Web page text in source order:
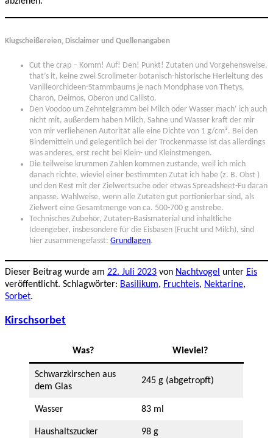
Klugscheißereien, Disclaimer und Quellenangaben
Cut the crap – Komm! Auf! Den! Punkt! Zutaten und Vorgehensweise,
that’s it, keine zwei Scrollmeter botanisch-historische Herleitung des
Vanilleorchideen-Stammbaums je nach Mondphase von Thetys,
Charon, Deimos, Oberon und Callisto.
Den Voodoo um Zehntelgramm bei Milch oder Wasser mach‘ ich auch
nicht mit, außerdem haben Milch, Sahne und Wasser kraft der mir
von mir verliehenen Autorität alle eine Dichte von 1 g/cm³. Bei den
Bindemitteln und gelegentlich bei der Trockenmasse ist das allerdings
was anderes, erst recht bei Klein- und Kleinstmengen.
Die teilweise krummen Zahlen kommen zustande, weil ich mich
danach richte, wieviel einer bestimmten Zutat ich habe (z. B. Obst )
und den Rest mit der Zielwertsuche oder etwas Spreadsheet-Fu daran
anpasse. Wahlweise, wenn alle Zutaten gut portionierbar sind, als
Zielwert eine Gesamtmenge von ca. 500-700 g anstrebe.
Technisches Zubehör, Zutaten-Basismaterial und inhaltliche
Ideengeber, insbesondere für die Eisbasen (Frucht und Milch), sind
hier zusammengefasst: Grundlagen.
Dieser Beitrag wurde am 22. Juli 2023 von Nachtvogel unter Eis
veröffentlicht. Schlagwörter: Basilikum, Fruchteis, Nektarine,
Sorbet.
Kirschsorbet
Was? Wieviel?
Schwarzkirschen aus
dem Glas
245 g (abgetropft)
Wasser 83 ml
Haushaltszucker 98 g